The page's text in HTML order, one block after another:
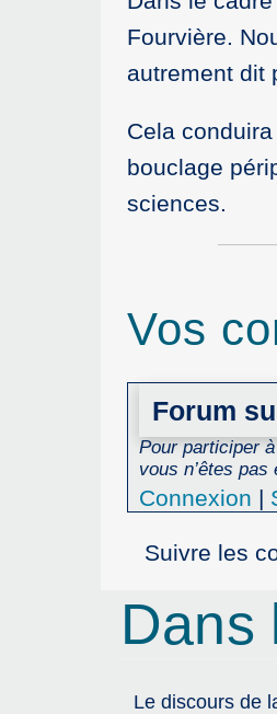
Fourvière.
autrement dit
Cela
bouclage
sciences.
Vos
Forum
Pour participer
vous n’êtes
Connexion |
Suivre les
Dans
Le discours de